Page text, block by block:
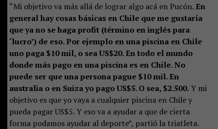
“Mi objetivo va más allá de lograr algo acá en Pucón. En
general hay cosas básicas en Chile que me gustaría
que ya no se haga profit (término en inglés para
‘lucro’) de eso. Por ejemplo en una piscina en Chile
uno paga $10 mil, o sea US$20. En todo el mundo
donde más pago en una piscina es en Chile. No
puede ser que una persona pague $10 mil. En
australia o en Suiza yo pago US$5. O sea, $2.500.Y mi
objetivo es que yo vaya a cualquier piscina en Chile y
pueda pagar US$5. Y eso va a ayudar a que de cierta
forma podamos ayudar al deporte”, partió la triatleta.